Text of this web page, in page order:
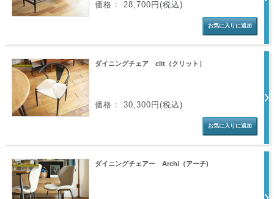
価格： 28,700円(税込)
ダイニングチェア clit（クリット）
価格： 30,300円(税込)
ダイニングチェアー Archi（アーチ)